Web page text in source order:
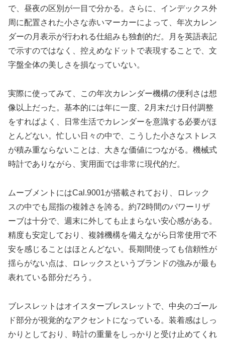
で、昼夜の区別が一目で分かる。さらに、インデックス外
周に配置された小さな赤いマーカーによって、年次カレン
ダーの月表示が行われる仕組みも独創的だ。月を英語表記
で示すのではなく、控えめなドットで表現することで、文
字盤全体の美しさを損なっていない。
実際に使ってみて、この年次カレンダー機構の便利さは想
像以上だった。基本的には年に一度、2月末だけ日付調整
をすればよく、日常生活でカレンダーを意識する必要がほ
とんどない。忙しい日々の中で、こうした小さなストレス
が積み重ならないことは、大きな価値につながる。機械式
時計でありながら、実用面では非常に現代的だ。
ムーブメントにはCal.9001が搭載されており、ロレック
スの中でも屈指の複雑さを誇る。約72時間のパワーリザ
ーブは十分で、週末に外しても止まらない安心感がある。
精度も安定しており、複雑機構を備えながら日常使用で不
安を感じることはほとんどない。長期間使っても信頼性が
揺らがない点は、ロレックスというブランドの強みが最も
表れている部分だろう。
ブレスレットはオイスターブレスレットで、中央のゴール
ド部分が視覚的なアクセントになっている。装着感はしっ
かりとしており、時計の重量をしっかりと受け止めてくれ